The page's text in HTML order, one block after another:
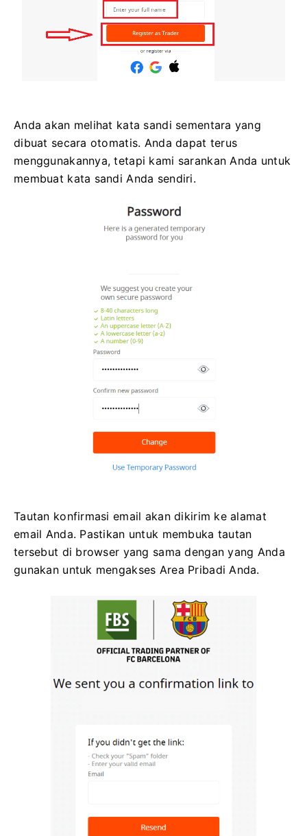
Anda akan melihat kata sandi sementara yang
dibuat secara otomatis. Anda dapat terus
menggunakannya, tetapi kami sarankan Anda untuk
membuat kata sandi Anda sendiri.
Tautan konfirmasi email akan dikirim ke alamat
email Anda. Pastikan untuk membuka tautan
tersebut di browser yang sama dengan yang Anda
gunakan untuk mengakses Area Pribadi Anda.